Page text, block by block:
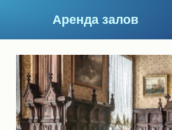
Аренда залов